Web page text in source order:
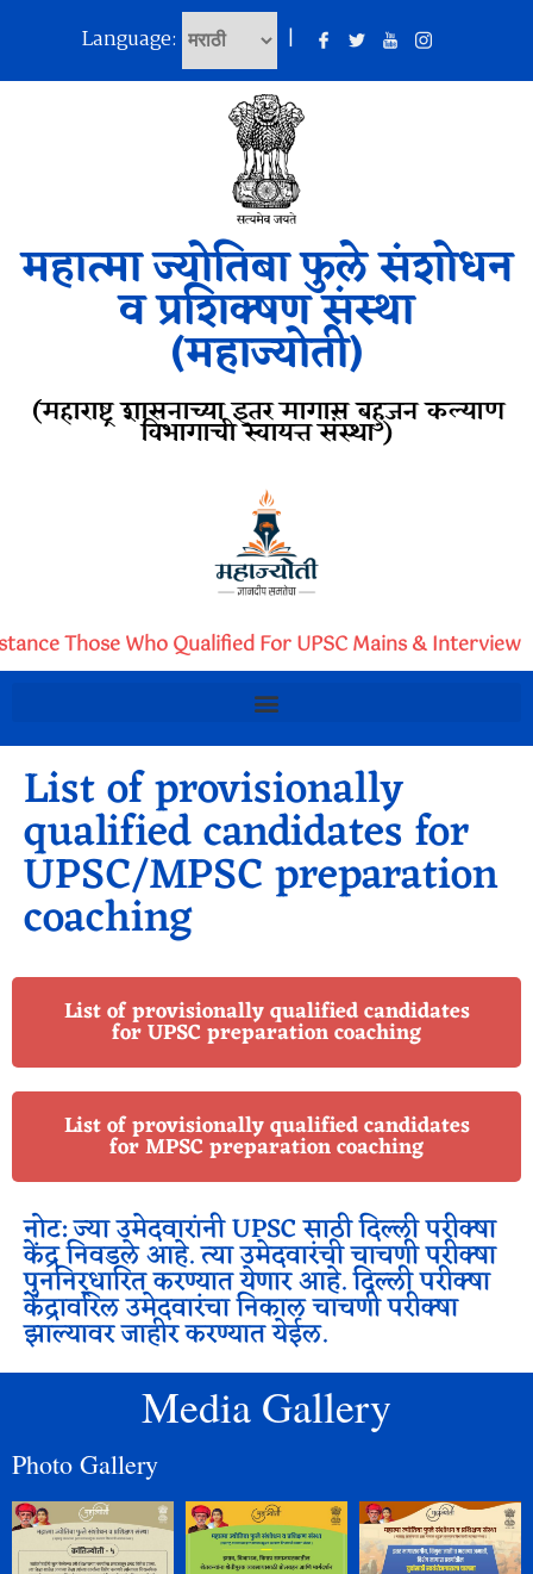
Language: |
महात्मा ज्योतिबा फुले संशोधन
व प्रशिक्षण संस्था
(महाज्योती)
(महाराष्ट्र शासनाच्या इतर मागास बहुजन कल्याण
विभागाची स्वायत्त संस्था )
Those Who Qualified For UPSC Mains & Interview
List of provisionally
qualified candidates for
UPSC/MPSC preparation
coaching
List of provisionally qualified candidates
for UPSC preparation coaching
List of provisionally qualified candidates
for MPSC preparation coaching
नोट: ज्या उमेदवारांनी UPSC साठी दिल्ली परीक्षा
केंद्र निवडले आहे. त्या उमेदवारंची चाचणी परीक्षा
पुननिर्धारित करण्यात येणार आहे. दिल्ली परीक्षा
केंद्रावरिल उमेदवारंचा निकाल चाचणी परीक्षा
झाल्यावर जाहीर करण्यात येईल.
Media Gallery
Photo Gallery